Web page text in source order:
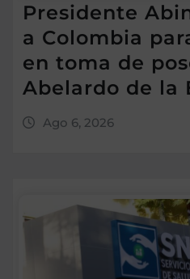
Presidente
a Colombia
en toma de
Abelardo de la
Ago 6, 2026